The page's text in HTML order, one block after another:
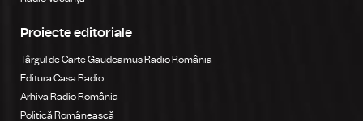
Proiecte editoriale
Târgul de Carte Gaudeamus Radio România
Editura Casa Radio
Arhiva Radio România
Politică Românească